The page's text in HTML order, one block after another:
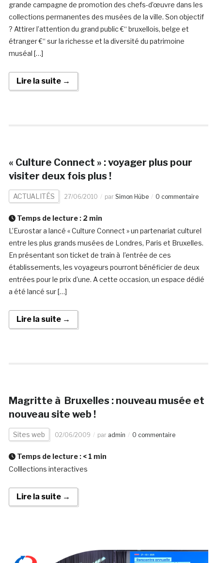
grande campagne de promotion des chefs-d’œuvre dans les
collections permanentes des musées de la ville. Son objectif
? Attirer l’attention du grand public €“ bruxellois, belge et
étranger €“ sur la richesse et la diversité du patrimoine
muséal […]
Lire la suite →
« Culture Connect » : voyager plus pour
visiter deux fois plus !
ACTUALITÉS 27/06/2010 par Simon Hübe 0 commentaire
Temps de lecture : 2 min
L’Eurostar a lancé « Culture Connect » un partenariat culturel
entre les plus grands musées de Londres, Paris et Bruxelles.
En présentant son ticket de train à l’entrée de ces
établissements, les voyageurs pourront bénéficier de deux
entrées pour le prix d’une. A cette occasion, un espace dédié
a été lancé sur […]
Lire la suite →
Magritte à Bruxelles : nouveau musée et
nouveau site web !
Sites web 02/06/2009 par admin 0 commentaire
Temps de lecture : < 1 min
Colllections interactives
Lire la suite →